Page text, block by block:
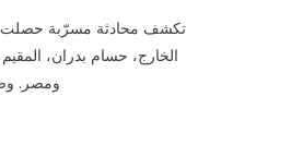
تكشف محادثة مسرّبة حصلت
الخارج، حسام بدران،
ومصر.